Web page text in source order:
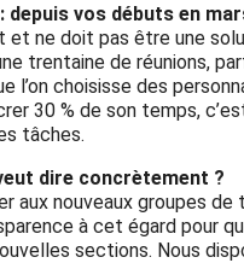
depuis vos débuts en
et ne doit pas être une
trentaine de réunions,
l’on choisisse des
30 % de son temps,
tâches.
dire concrètement ?
aux nouveaux groupes
à cet égard pour
sections. Nous